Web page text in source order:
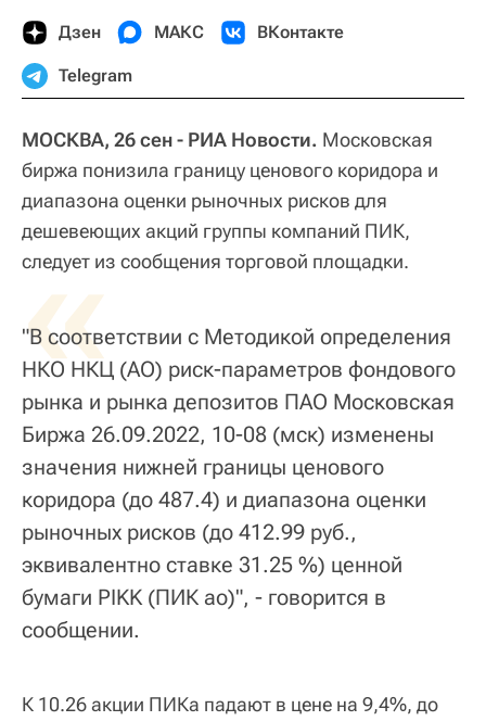
Дзен МАКС ВКонтакте
Telegram
МОСКВА, 26 сен - РИА Новости. Московская
биржа понизила границу ценового коридора и
диапазона оценки рыночных рисков для
дешевеющих акций группы компаний ПИК,
следует из сообщения торговой площадки.
«
"В соответствии с Методикой определения
НКО НКЦ (АО) риск-параметров фондового
рынка и рынка депозитов ПАО Московская
Биржа 26.09.2022, 10-08 (мск) изменены
значения нижней границы ценового
коридора (до 487.4) и диапазона оценки
рыночных рисков (до 412.99 руб.,
эквивалентно ставке 31.25 %) ценной
бумаги PIKK (ПИК ао)", - говорится в
сообщении.
К 10.26 акции ПИКа падают в цене на 9,4%, до